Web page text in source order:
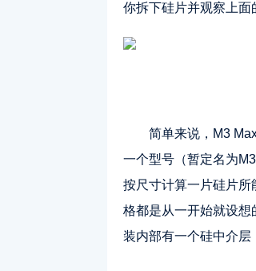
你拆下硅片并观察上面
简单来说，M3
一个型号（暂定名为
按尺寸计算一片硅片
格都是从一开始就设
装内部有一个硅中介层